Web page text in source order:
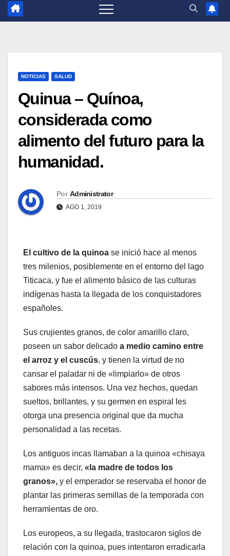
NOTICIAS SALUD
Quinua – Quínoa,
considerada como
alimento del futuro para la
humanidad.
Por Administrator
AGO 1, 2019
El cultivo de la quinoa se inició hace al menos
tres milenios, posiblemente en el entorno del lago
Titicaca, y fue el alimento básico de las culturas
indígenas hasta la llegada de los conquistadores
españoles.
Sus crujientes granos, de color amarillo claro,
poseen un sabor delicado a medio camino entre
el arroz y el cuscús, y tienen la virtud de no
cansar el paladar ni de «limpiarlo» de otros
sabores más intensos. Una vez hechos, quedan
sueltos, brillantes, y su germen en espiral les
otorga una presencia original que da mucha
personalidad a las recetas.
Los antiguos incas llamaban a la quinoa «chisaya
mama» es decir, «la madre de todos los
granos», y el emperador se reservaba el honor de
plantar las primeras semillas de la temporada con
herramientas de oro.
Los europeos, a su llegada, trastocaron siglos de
relación con la quinoa, pues intentaron erradicarla